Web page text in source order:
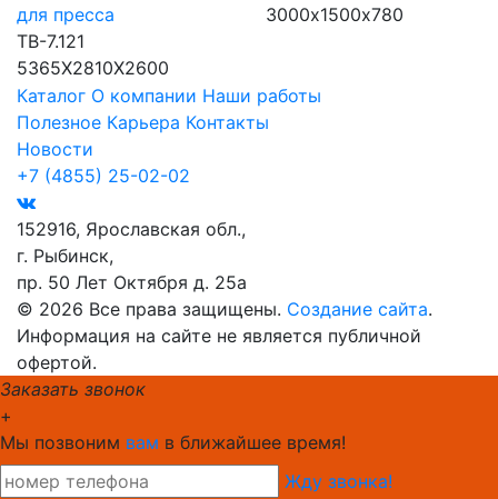
для пресса
ТВ-7.121
5365Х2810Х2600
3000х1500х780
Каталог О компании Наши работы
Полезное Карьера Контакты
Новости
+7 (4855) 25-02-02
152916, Ярославская обл.,
г. Рыбинск,
пр. 50 Лет Октября д. 25а
© 2026 Все права защищены. Создание сайта.
Информация на сайте не является публичной
офертой.
Заказать звонок
+
Мы позвоним вам в ближайшее время!
Жду звонка!